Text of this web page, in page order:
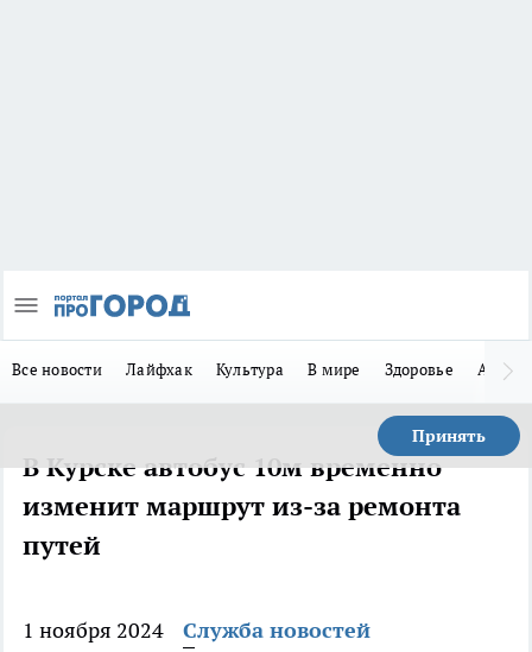
Все новости Лайфхак Культура В мире Здоровье Авто
Принять
В Курске автобус 10м временно
изменит маршрут из-за ремонта
путей
1 ноября 2024 Служба новостей